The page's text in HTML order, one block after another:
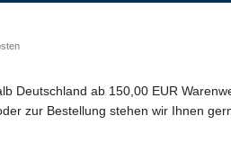
Deutschland ab 150,00 EUR
zur Bestellung stehen wir Ihnen